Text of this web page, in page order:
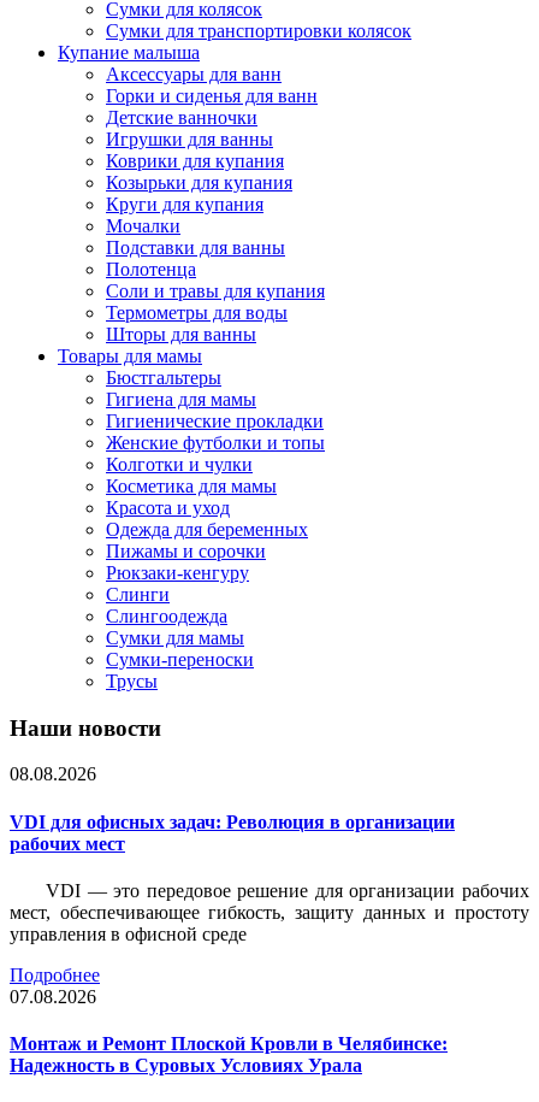
Сумки для колясок
Сумки для транспортировки колясок
Купание малыша
Аксессуары для ванн
Горки и сиденья для ванн
Детские ванночки
Игрушки для ванны
Коврики для купания
Козырьки для купания
Круги для купания
Мочалки
Подставки для ванны
Полотенца
Соли и травы для купания
Термометры для воды
Шторы для ванны
Товары для мамы
Бюстгальтеры
Гигиена для мамы
Гигиенические прокладки
Женские футболки и топы
Колготки и чулки
Косметика для мамы
Красота и уход
Одежда для беременных
Пижамы и сорочки
Рюкзаки-кенгуру
Слинги
Слингоодежда
Сумки для мамы
Сумки-переноски
Трусы
Наши новости
08.08.2026
VDI для офисных задач: Революция в организации
рабочих мест
VDI — это передовое решение для организации рабочих
мест, обеспечивающее гибкость, защиту данных и простоту
управления в офисной среде
Подробнее
07.08.2026
Монтаж и Ремонт Плоской Кровли в Челябинске:
Надежность в Суровых Условиях Урала